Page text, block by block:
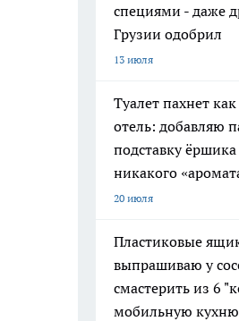
специями - даже
Грузии одобрил
13 июля
Туалет пахнет
отель: добавляю
подставку
никакого
20 июля
Пластиковые
выпрашиваю у
смастерить из 6
мобильную кухню